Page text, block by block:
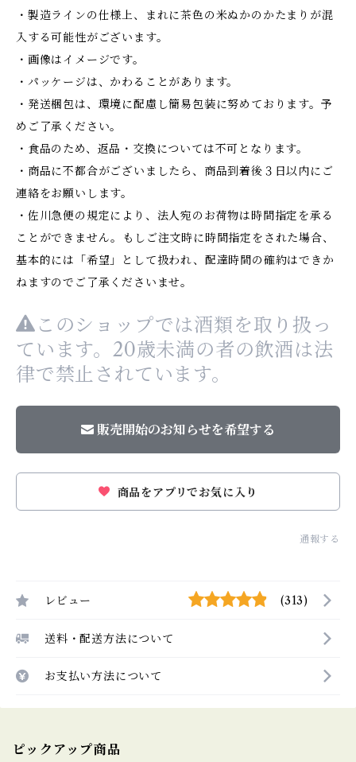
・製造ラインの仕様上、まれに茶色の米ぬかのかたまりが混
入する可能性がございます。
・画像はイメージです。
・パッケージは、かわることがあります。
・発送梱包は、環境に配慮し簡易包装に努めております。予
めご了承ください。
・食品のため、返品・交換については不可となります。
・商品に不都合がございましたら、商品到着後３日以内にご
連絡をお願いします。
・佐川急便の規定により、法人宛のお荷物は時間指定を承る
ことができません。もしご注文時に時間指定をされた場合、
基本的には「希望」として扱われ、配達時間の確約はできか
ねますのでご了承くださいませ。
このショップでは酒類を取り扱っ
ています。20歳未満の者の飲酒は法
律で禁止されています。
販売開始のお知らせを希望する
商品をアプリでお気に入り
通報する
レビュー (313)
送料・配送方法について
お支払い方法について
ピックアップ商品